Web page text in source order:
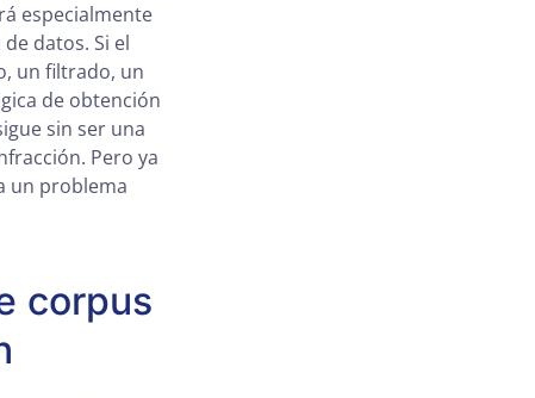
especialmente
datos. Si el
un filtrado, un
de obtención
sin ser una
Pero ya
un problema
corpus